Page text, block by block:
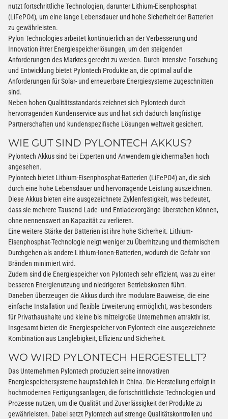
nutzt fortschrittliche Technologien, darunter Lithium-Eisenphosphat
(LiFePO4), um eine lange Lebensdauer und hohe Sicherheit der Batterien
zu gewährleisten.
Pylon Technologies arbeitet kontinuierlich an der Verbesserung und
Innovation ihrer Energiespeicherlösungen, um den steigenden
Anforderungen des Marktes gerecht zu werden. Durch intensive Forschung
und Entwicklung bietet Pylontech Produkte an, die optimal auf die
Anforderungen für Solar- und erneuerbare Energiesysteme zugeschnitten
sind.
Neben hohen Qualitätsstandards zeichnet sich Pylontech durch
hervorragenden Kundenservice aus und hat sich dadurch langfristige
Partnerschaften und kundenspezifische Lösungen weltweit gesichert.
WIE GUT SIND PYLONTECH AKKUS?
Pylontech Akkus sind bei Experten und Anwendern gleichermaßen hoch
angesehen.
Pylontech bietet Lithium-Eisenphosphat-Batterien (LiFePO4) an, die sich
durch eine hohe Lebensdauer und hervorragende Leistung auszeichnen.
Diese Akkus bieten eine ausgezeichnete Zyklenfestigkeit, was bedeutet,
dass sie mehrere Tausend Lade- und Entladevorgänge überstehen können,
ohne nennenswert an Kapazität zu verlieren.
Eine weitere Stärke der Batterien ist ihre hohe Sicherheit. Lithium-
Eisenphosphat-Technologie neigt weniger zu Überhitzung und thermischem
Durchgehen als andere Lithium-Ionen-Batterien, wodurch die Gefahr von
Bränden minimiert wird.
Zudem sind die Energiespeicher von Pylontech sehr effizient, was zu einer
besseren Energienutzung und niedrigeren Betriebskosten führt.
Daneben überzeugen die Akkus durch ihre modulare Bauweise, die eine
einfache Installation und flexible Erweiterung ermöglicht, was besonders
für Privathaushalte und kleine bis mittelgroße Unternehmen attraktiv ist.
Insgesamt bieten die Energiespeicher von Pylontech eine ausgezeichnete
Kombination aus Langlebigkeit, Effizienz und Sicherheit.
WO WIRD PYLONTECH HERGESTELLT?
Das Unternehmen Pylontech produziert seine innovativen
Energiespeichersysteme hauptsächlich in China. Die Herstellung erfolgt in
hochmodernen Fertigungsanlagen, die fortschrittlichste Technologien und
Prozesse nutzen, um die Qualität und Zuverlässigkeit der Produkte zu
gewährleisten. Dabei setzt Pylontech auf strenge Qualitätskontrollen und